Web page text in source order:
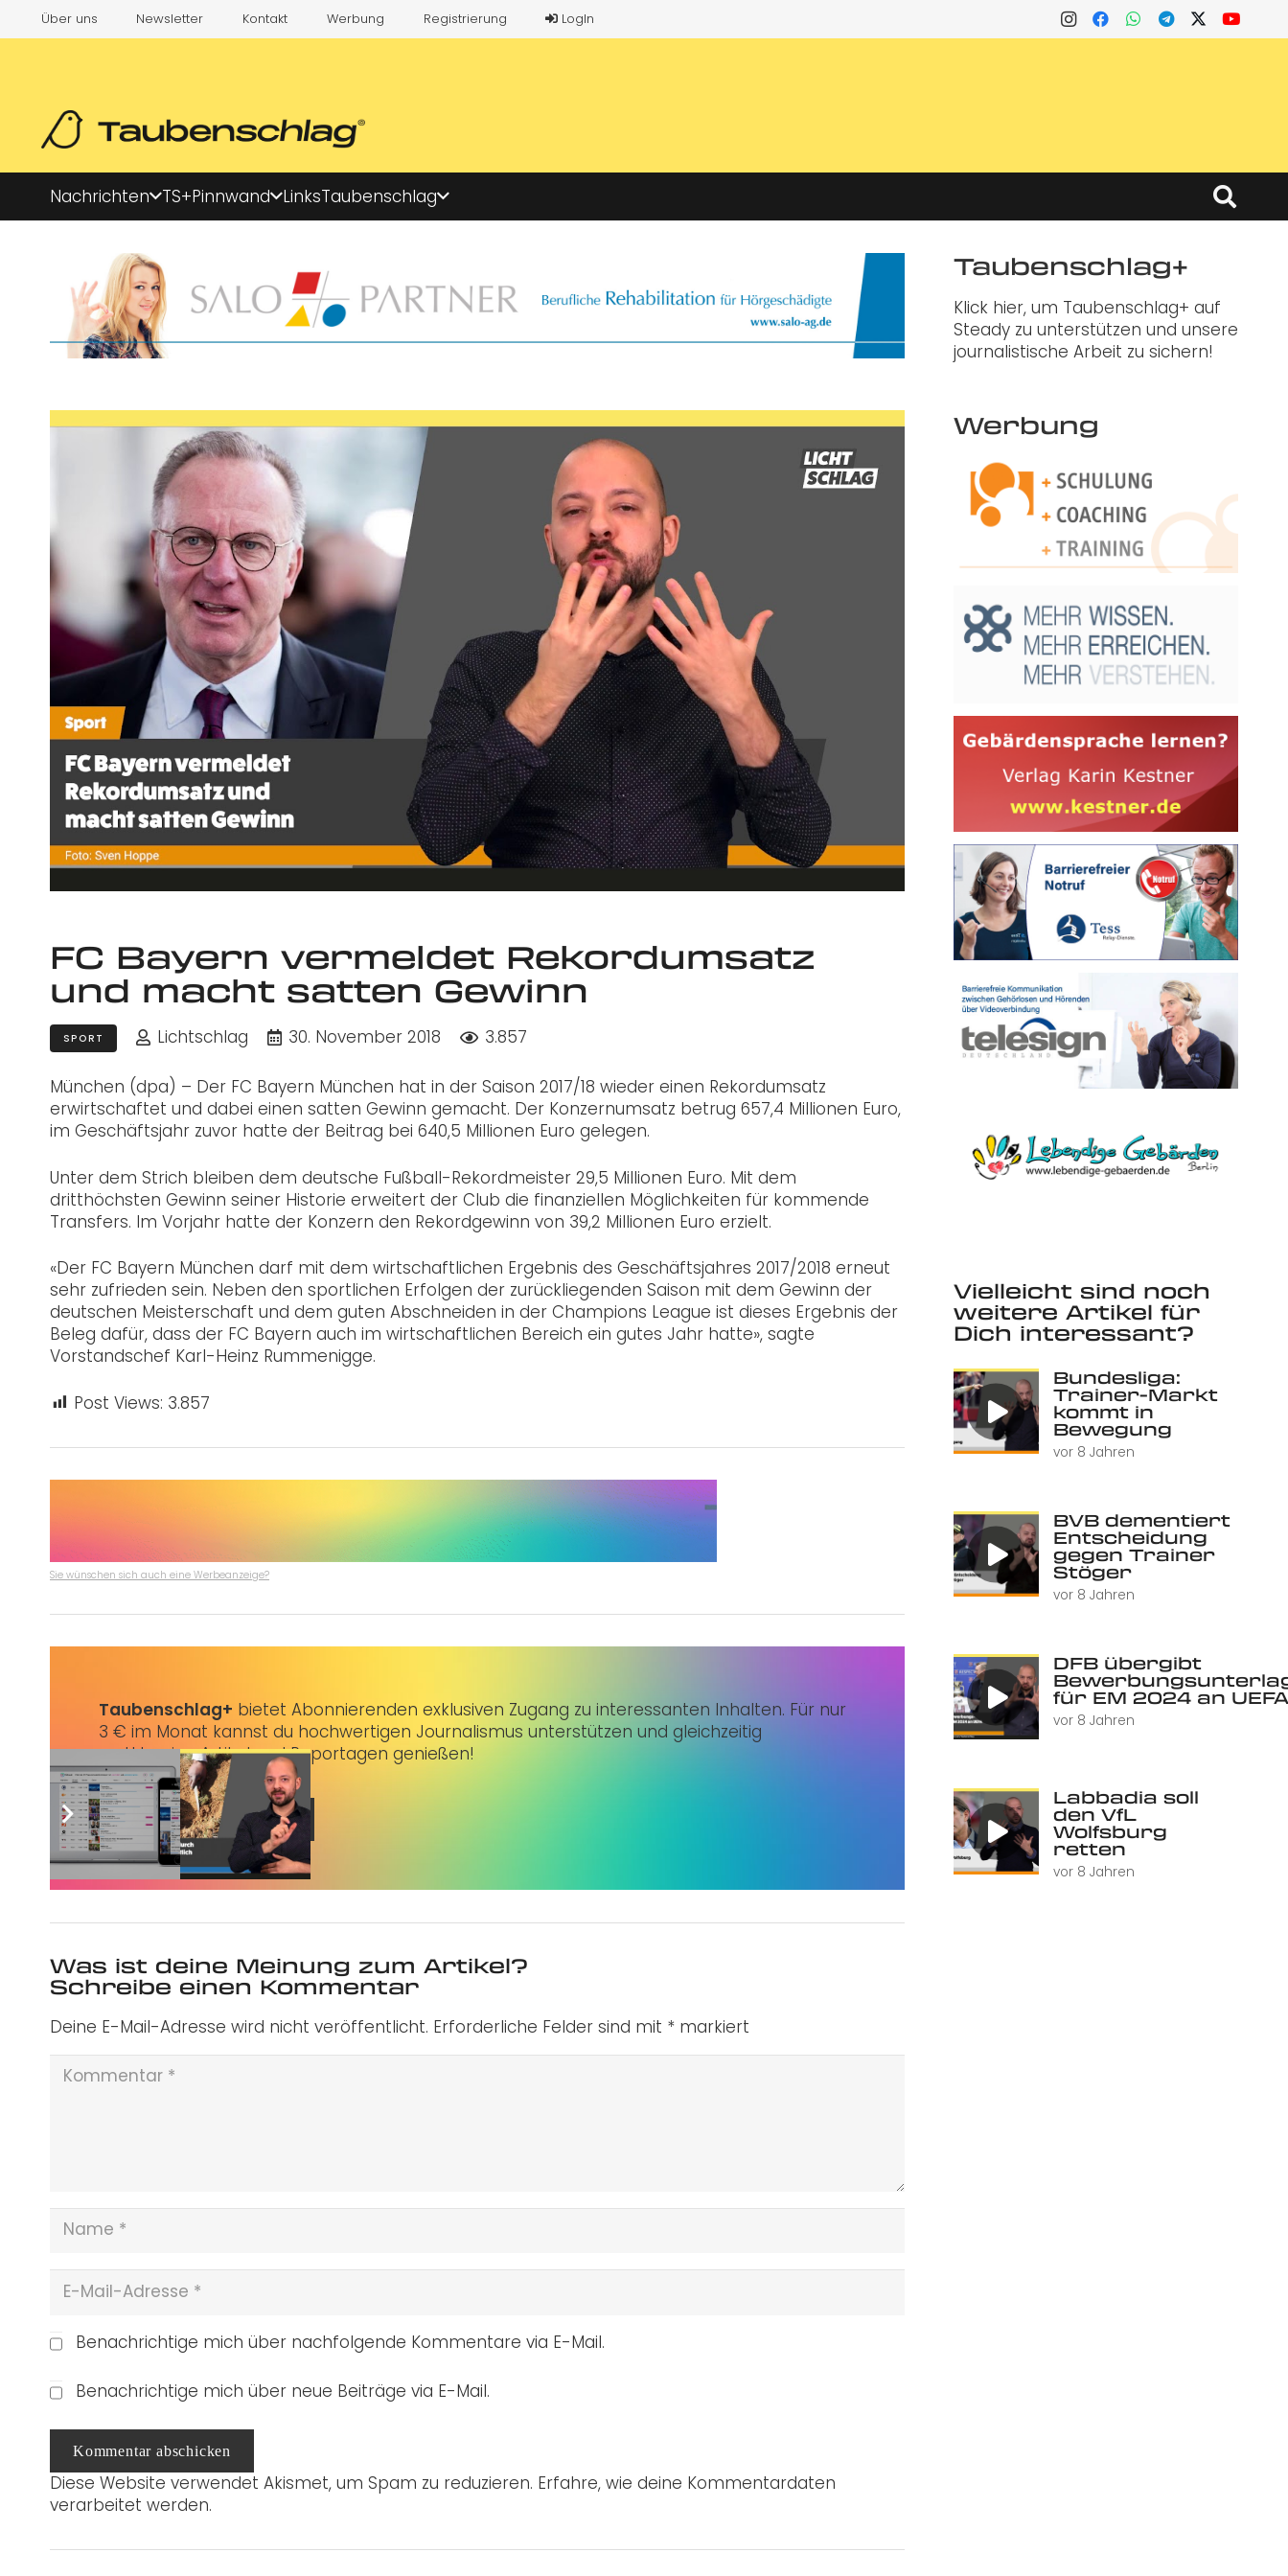
Über uns Newsletter Kontakt Werbung Registrierung LogIn
Nachrichten TS+Pinnwand LinksTaubenschlag
FC Bayern vermeldet Rekordumsatz
und macht satten Gewinn
SPORT Lichtschlag 30. November 2018 3.857
München (dpa) – Der FC Bayern München hat in der Saison 2017/18 wieder einen Rekordumsatz
erwirtschaftet und dabei einen satten Gewinn gemacht. Der Konzernumsatz betrug 657,4 Millionen Euro,
im Geschäftsjahr zuvor hatte der Beitrag bei 640,5 Millionen Euro gelegen.
Unter dem Strich bleiben dem deutsche Fußball-Rekordmeister 29,5 Millionen Euro. Mit dem
dritthöchsten Gewinn seiner Historie erweitert der Club die finanziellen Möglichkeiten für kommende
Transfers. Im Vorjahr hatte der Konzern den Rekordgewinn von 39,2 Millionen Euro erzielt.
«Der FC Bayern München darf mit dem wirtschaftlichen Ergebnis des Geschäftsjahres 2017/2018 erneut
sehr zufrieden sein. Neben den sportlichen Erfolgen der zurückliegenden Saison mit dem Gewinn der
deutschen Meisterschaft und dem guten Abschneiden in der Champions League ist dieses Ergebnis der
Beleg dafür, dass der FC Bayern auch im wirtschaftlichen Bereich ein gutes Jahr hatte», sagte
Vorstandschef Karl-Heinz Rummenigge.
Post Views: 3.857
Sie wünschen sich auch eine Werbeanzeige?
Taubenschlag+ bietet Abonnierenden exklusiven Zugang zu interessanten Inhalten. Für nur
3 € im Monat kannst du hochwertigen Journalismus unterstützen und gleichzeitig
erstklassige Artikel und Reportagen genießen!
Jetzt abonnieren
Was ist deine Meinung zum Artikel?
Schreibe einen Kommentar
Deine E-Mail-Adresse wird nicht veröffentlicht. Erforderliche Felder sind mit * markiert
Benachrichtige mich über nachfolgende Kommentare via E-Mail.
Benachrichtige mich über neue Beiträge via E-Mail.
Kommentar abschicken
Diese Website verwendet Akismet, um Spam zu reduzieren. Erfahre, wie deine Kommentardaten
verarbeitet werden.
Taubenschlag+
Klick hier, um Taubenschlag+ auf
Steady zu unterstützen und unsere
journalistische Arbeit zu sichern!
Werbung
Vielleicht sind noch
weitere Artikel für
Dich interessant?
Bundesliga:
Trainer-Markt
kommt in
Bewegung
vor 8 Jahren
BVB dementiert
Entscheidung
gegen Trainer
Stöger
vor 8 Jahren
DFB übergibt
für EM 2024 an UEFA
vor 8 Jahren
Labbadia soll
den VfL
Wolfsburg
retten
vor 8 Jahren